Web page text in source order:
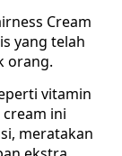
Cream
yang telah
orang.
vitamin
cream ini
meratakan